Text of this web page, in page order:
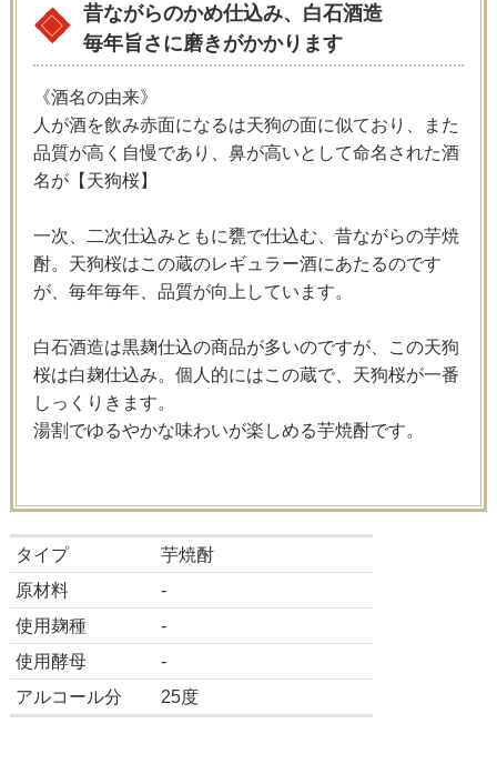
昔ながらのかめ仕込み、白石酒造
毎年旨さに磨きがかかります
《酒名の由来》
人が酒を飲み赤面になるは天狗の面に似ており、また
品質が高く自慢であり、鼻が高いとして命名された酒
名が【天狗桜】
一次、二次仕込みともに甕で仕込む、昔ながらの芋焼
酎。天狗桜はこの蔵のレギュラー酒にあたるのです
が、毎年毎年、品質が向上しています。
白石酒造は黒麹仕込の商品が多いのですが、この天狗
桜は白麹仕込み。個人的にはこの蔵で、天狗桜が一番
しっくりきます。
湯割でゆるやかな味わいが楽しめる芋焼酎です。
タイプ
芋焼酎
原材料
-
使用麹種
-
使用酵母
-
アルコール分
25度